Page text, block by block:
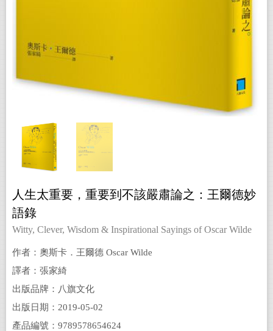
人生太重要，重要到不該嚴肅論之：王爾德妙
語錄
Witty, Clever, Wisdom & Inspirational Sayings of Oscar Wilde
作者：奧斯卡．王爾德 Oscar Wilde
譯者：張家綺
出版品牌：八旗文化
出版日期：2019-05-02
產品編號：9789578654624